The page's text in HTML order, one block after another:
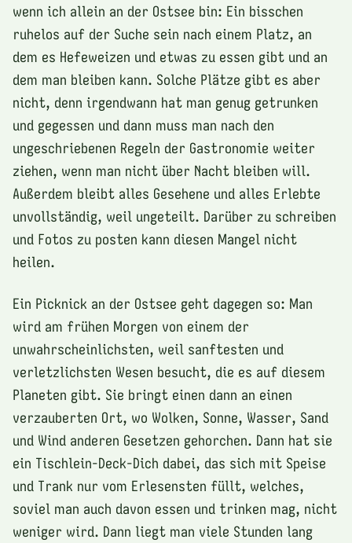
wenn ich allein an der Ostsee bin: Ein bisschen
ruhelos auf der Suche sein nach einem Platz, an
dem es Hefeweizen und etwas zu essen gibt und an
dem man bleiben kann. Solche Plätze gibt es aber
nicht, denn irgendwann hat man genug getrunken
und gegessen und dann muss man nach den
ungeschriebenen Regeln der Gastronomie weiter
ziehen, wenn man nicht über Nacht bleiben will.
Außerdem bleibt alles Gesehene und alles Erlebte
unvollständig, weil ungeteilt. Darüber zu schreiben
und Fotos zu posten kann diesen Mangel nicht
heilen.
Ein Picknick an der Ostsee geht dagegen so: Man
wird am frühen Morgen von einem der
unwahrscheinlichsten, weil sanftesten und
verletzlichsten Wesen besucht, die es auf diesem
Planeten gibt. Sie bringt einen dann an einen
verzauberten Ort, wo Wolken, Sonne, Wasser, Sand
und Wind anderen Gesetzen gehorchen. Dann hat sie
ein Tischlein-Deck-Dich dabei, das sich mit Speise
und Trank nur vom Erlesensten füllt, welches,
soviel man auch davon essen und trinken mag, nicht
weniger wird. Dann liegt man viele Stunden lang